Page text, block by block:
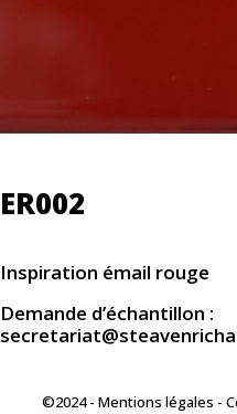
ER002
Inspiration émail rouge
Demande d’échantillon :
©2024 - Mentions légales -